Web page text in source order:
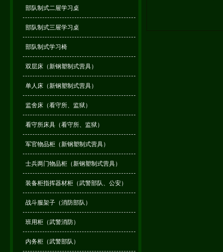
部队制式二屉学习桌
部队制式三屉学习桌
部队制式学习椅
双层床（新钢塑制式营具）
单人床（新钢塑制式营具）
监舍床（看守所、监狱）
看守所床具（看守所、监狱）
军官物品柜（新钢塑制式营具）
士兵两门物品柜（新钢塑制式营具）
装备柜指挥器材柜（武警部队、公安）
战斗服架子（消防部队）
班用柜（武警消防）
内务柜（武警部队）